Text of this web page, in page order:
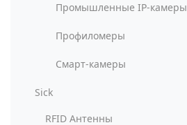
Промышленные IP-камеры
Профиломеры
Смарт-камеры
Sick
RFID Антенны